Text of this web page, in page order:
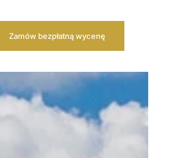
Zamów bezpłatną wycenę